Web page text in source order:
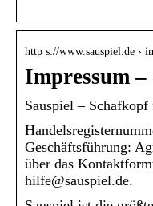
http s://www.sauspiel.de ›
Impressum –
Sauspiel –
Geschäftsführung:
über das
hilfe@sauspiel.de.